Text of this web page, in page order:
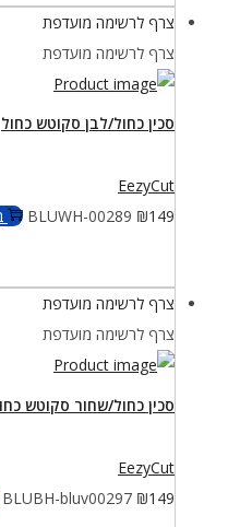
צרף לרשימה מועדפת
צרף לרשימה מועדפת
סכין כחול/לבן סקוטש כחול
EezyCut
BLUWH-00289 ₪149
צרף לרשימה מועדפת
צרף לרשימה מועדפת
סכין כחול/שחור סקוטש
EezyCut
BLUBH-bluv00297 ₪149